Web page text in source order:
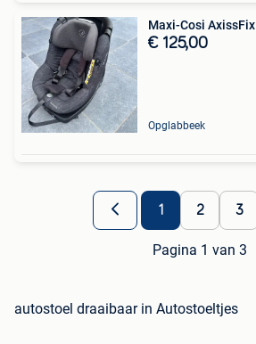
Maxi-Cosi AxissFix
€ 125,00
Opglabbeek
1 2 3
Pagina 1 van 3
autostoel draaibaar in Autostoeltjes